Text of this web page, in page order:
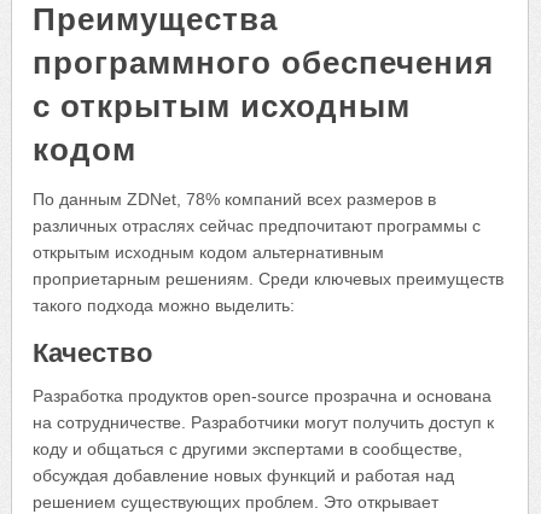
Преимущества
программного обеспечения
с открытым исходным
кодом
По данным ZDNet, 78% компаний всех размеров в
различных отраслях сейчас предпочитают программы с
открытым исходным кодом альтернативным
проприетарным решениям. Среди ключевых преимуществ
такого подхода можно выделить:
Качество
Разработка продуктов open-source прозрачна и основана
на сотрудничестве. Разработчики могут получить доступ к
коду и общаться с другими экспертами в сообществе,
обсуждая добавление новых функций и работая над
решением существующих проблем. Это открывает